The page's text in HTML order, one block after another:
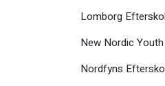
Lomborg
New Nordic
Nordfyns